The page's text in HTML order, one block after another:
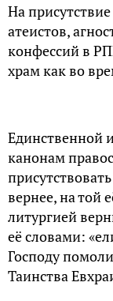
На
атеистов,
конфессий в
храм как во
Единственной
канонам
вернее, на той
литургией
её словами:
Господу
Таинства